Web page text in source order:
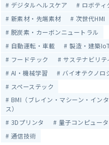
デジタルヘルスケア
ロボティ
新素材・先端素材
次世代HMI
脱炭素・カーボンニュートラル
自動運転・車載
製造・建築
フードテック
サステナビリテ
AI・機械学習
バイオテクノロ
スペーステック
BMI（ブレイン・マシーン・イン
ス）
3Dプリンタ
量子コンピュータ
通信技術